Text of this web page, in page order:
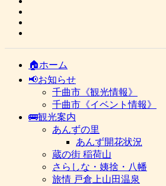
🏠ホーム
📢お知らせ
千曲市《観光情報》
千曲市《イベント情報》
🚌観光案内
あんずの里
あんず開花状況
蔵の街 稲荷山
さらしな・姨捨・八幡
旅情 戸倉上山田温泉